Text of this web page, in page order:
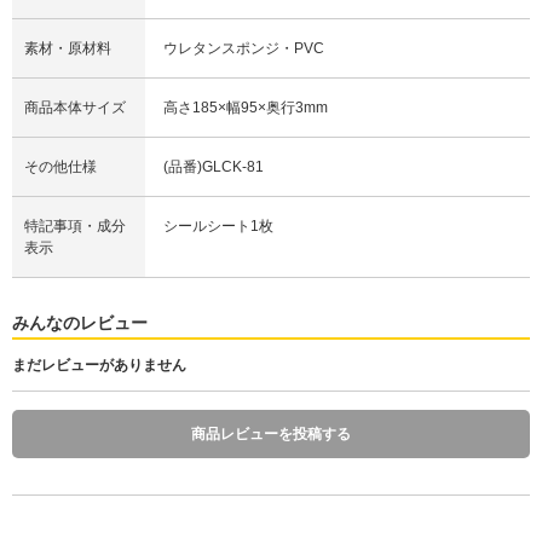
素材・原材料 ウレタンスポンジ・PVC
商品本体サイズ 高さ185×幅95×奥行3mm
その他仕様 (品番)GLCK-81
特記事項・成分
表示
シールシート1枚
みんなのレビュー
まだレビューがありません
商品レビューを投稿する